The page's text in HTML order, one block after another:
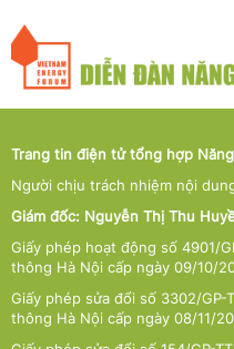
Trang tin điện tử tổng hợp
Người chịu trách nhiệm nội
Giám đốc: Nguyễn Thị Thu
Giấy phép hoạt động số 4901/
thông Hà Nội cấp ngày 09/10/
Giấy phép sửa đổi số 3302/
thông Hà Nội cấp ngày 08/11/